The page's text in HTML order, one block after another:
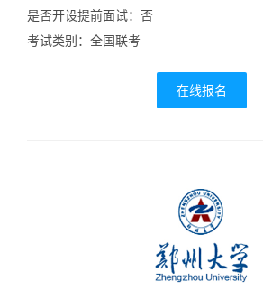
是否开设提前面试：否
考试类别：全国联考
在线报名